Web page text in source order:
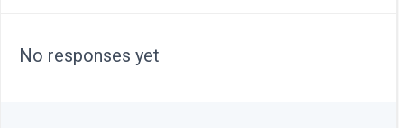
No responses yet